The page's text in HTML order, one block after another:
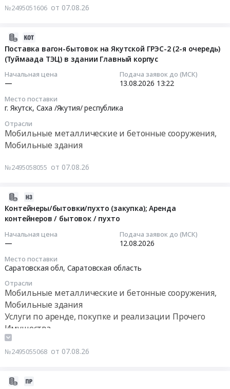
№2495051606 от 07.08.26
Поставка вагон-бытовок на Якутской ГРЭС-2 (2-я очередь)
(Туймаада ТЭЦ) в здании Главный корпус
Начальная цена
—
Подача заявок до (МСК)
13.08.2026 13:22
Место поставки
г. Якутск, Саха /Якутия/ республика
Отрасли
Мобильные металлические и бетонные сооружения,
Мобильные здания
№2495058055 от 07.08.26
Контейнеры/бытовки/пухто (закупка); Аренда
контейнеров / бытовок / пухто
Начальная цена
—
Подача заявок до (МСК)
12.08.2026
Место поставки
Саратовская обл, Саратовская область
Отрасли
Мобильные металлические и бетонные сооружения,
Мобильные здания
Услуги по аренде, покупке и реализации Прочего
Имущества
№2495055068 от 07.08.26